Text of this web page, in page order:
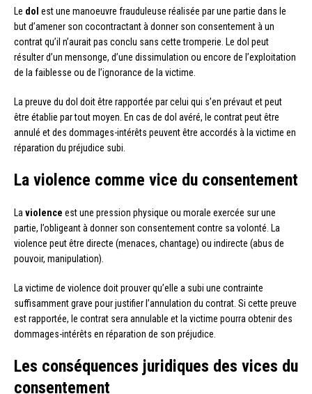
Le dol est une manoeuvre frauduleuse réalisée par une partie dans le
but d’amener son cocontractant à donner son consentement à un
contrat qu’il n’aurait pas conclu sans cette tromperie. Le dol peut
résulter d’un mensonge, d’une dissimulation ou encore de l’exploitation
de la faiblesse ou de l’ignorance de la victime.
La preuve du dol doit être rapportée par celui qui s’en prévaut et peut
être établie par tout moyen. En cas de dol avéré, le contrat peut être
annulé et des dommages-intérêts peuvent être accordés à la victime en
réparation du préjudice subi.
La violence comme vice du consentement
Laviolence est une pression physique ou morale exercée sur une
partie, l’obligeant à donner son consentement contre sa volonté. La
violence peut être directe (menaces, chantage) ou indirecte (abus de
pouvoir, manipulation).
La victime de violence doit prouver qu’elle a subi une contrainte
suffisamment grave pour justifier l’annulation du contrat. Si cette preuve
est rapportée, le contrat sera annulable et la victime pourra obtenir des
dommages-intérêts en réparation de son préjudice.
Les conséquences juridiques des vices du
consentement